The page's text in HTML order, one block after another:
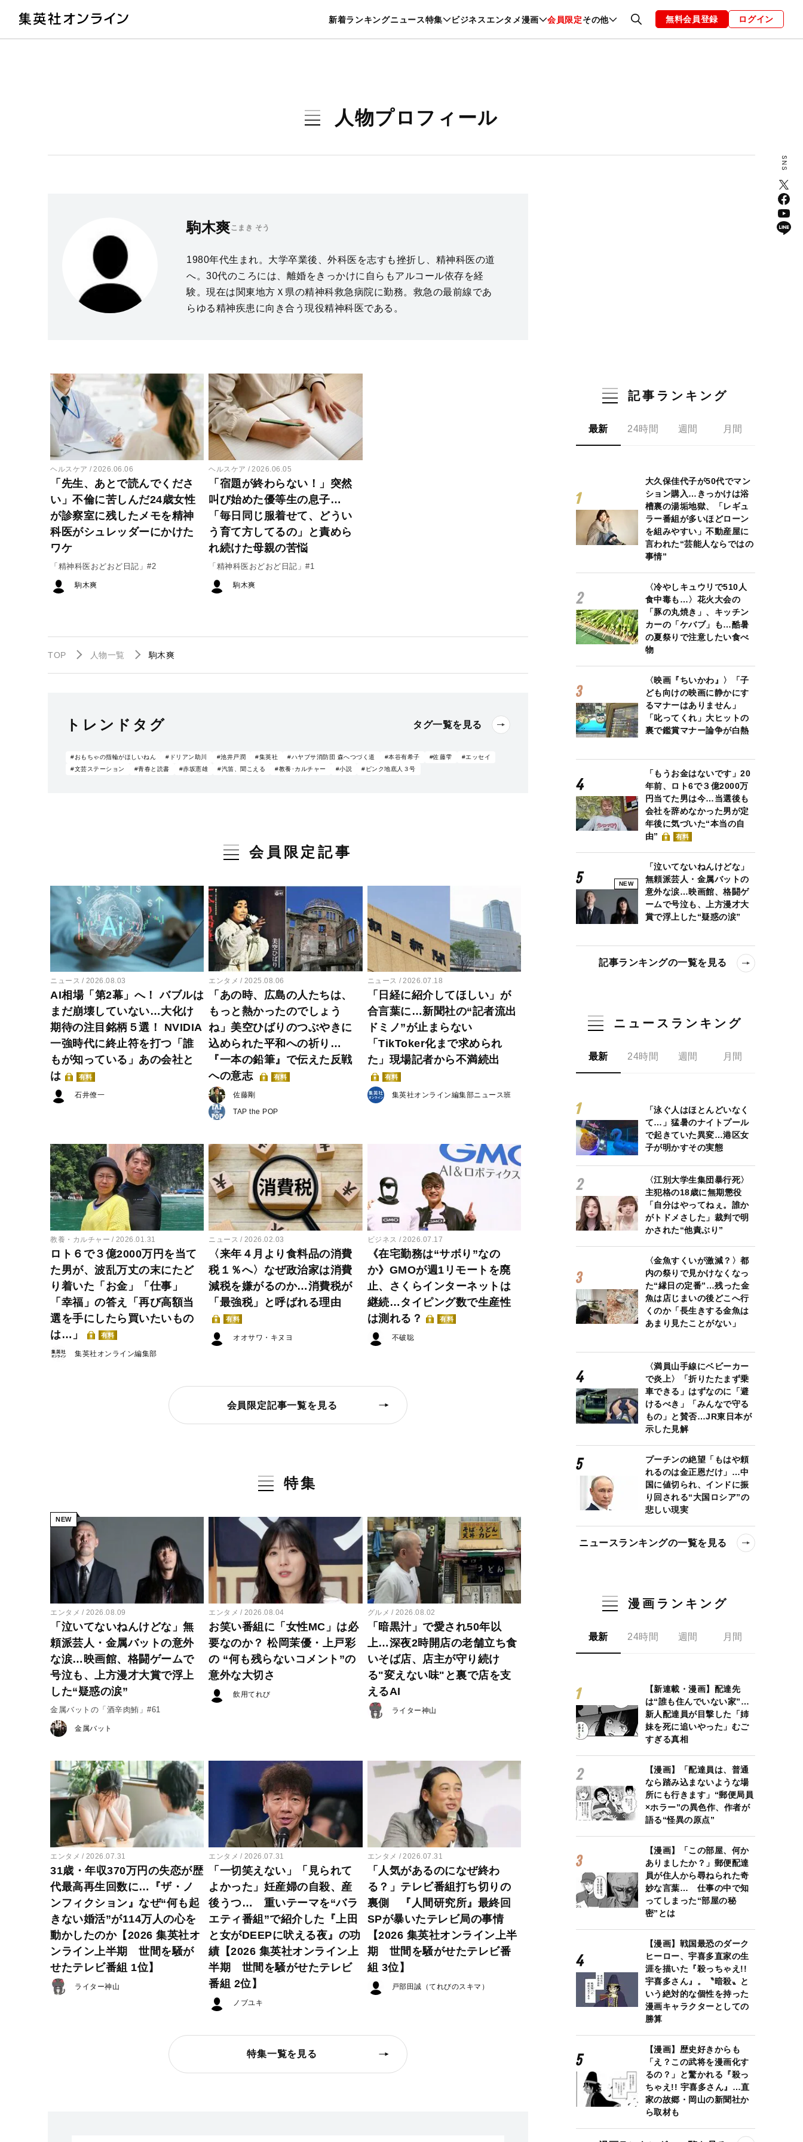
新着ランキングニュース特集 ビジネスエンタメ漫画 会員限定その他
暮らし スポーツ ヘルスケア 美容 グルメ ファッション 恋愛・結婚 編集部 お知らせ
無料会員登録 ログイン
人物プロフィール
駒木爽こまき そう
1980年代生まれ。大学卒業後、外科医を志すも挫折し、精神科医の道
へ。30代のころには、離婚をきっかけに自らもアルコール依存を経
験。現在は関東地方Ｘ県の精神科救急病院に勤務。救急の最前線であ
らゆる精神疾患に向き合う現役精神科医である。
ヘルスケア 2026.06.06
「先生、あとで読んでくださ
い」不倫に苦しんだ24歳女性
が診察室に残したメモを精神
科医がシュレッダーにかけた
ワケ
「精神科医おどおど日記」#2
駒木爽
ヘルスケア 2026.06.05
「宿題が終わらない！」突然
叫び始めた優等生の息子…
「毎日同じ服着せて、どうい
う育て方してるの」と責めら
れ続けた母親の苦悩
「精神科医おどおど日記」#1
駒木爽
TOP 人物一覧 駒木爽
トレンドタグ タグ一覧を見る
#おもちゃの指輪がほしいねん #ドリアン助川 #池井戸潤 #集英社 #ハヤブサ消防団 森へつづく道 #本谷有希子 #佐藤雫
#エッセイ
#文芸ステーション
#青春と読書 #赤坂憲雄 #汽笛、聞こえる #教養･カルチャー #小説 #ピンク地底人３号
会員限定記事
ニュース 2026.08.03
AI相場「第2幕」へ！ バブルは
まだ崩壊していない…大化け
期待の注目銘柄５選！ NVIDIA
一強時代に終止符を打つ「誰
もが知っている」あの会社と
は
有料
石井僚一
エンタメ 2025.08.06
「あの時、広島の人たちは、
もっと熱かったのでしょう
ね」美空ひばりのつぶやきに
込められた平和への祈り…
『一本の鉛筆』で伝えた反戦
への意志
有料
佐藤剛
TAP the POP
ニュース 2026.07.18
「日経に紹介してほしい」が
合言葉に…新聞社の“記者流出
ドミノ”が止まらない
「TikToker化まで求められ
た」現場記者から不満続出
有料
集英社オンライン編集部ニュース班
教養・カルチャー 2026.01.31
ロト６で３億2000万円を当て
た男が、波乱万丈の末にたど
り着いた「お金」「仕事」
「幸福」の答え「再び高額当
選を手にしたら買いたいもの
は…」
有料
集英社オンライン編集部
ニュース 2026.02.03
〈来年４月より食料品の消費
税１％へ〉なぜ政治家は消費
減税を嫌がるのか…消費税が
「最強税」と呼ばれる理由
有料
オオサワ・キヌヨ
ビジネス 2026.07.17
《在宅勤務は“サボり”なの
か》GMOが週1リモートを廃
止、さくらインターネットは
継続…タイピング数で生産性
は測れる？
有料
不破聡
会員限定記事一覧を見る
特集
NEW
エンタメ 2026.08.09
「泣いてないねんけどな」無
頼派芸人・金属バットの意外
な涙…映画館、格闘ゲームで
号泣も、上方漫才大賞で浮上
した“疑惑の涙”
金属バットの「酒辛肉鮪」#61
金属バット
エンタメ 2026.08.04
お笑い番組に「女性MC」は必
要なのか？ 松岡茉優・上戸彩
の “何も残らないコメント”の
意外な大切さ
飲用てれび
グルメ 2026.08.02
「暗黒汁」で愛され50年以
上…深夜2時開店の老舗立ち食
いそば店、店主が守り続け
る"変えない味"と裏で店を支
えるAI
ライター神山
エンタメ 2026.07.31
31歳・年収370万円の失恋が歴
代最高再生回数に…『ザ・ノ
ンフィクション』なぜ“何も起
きない婚活”が114万人の心を
動かしたのか【2026 集英社オ
ンライン上半期 世間を騒が
せたテレビ番組 1位】
ライター神山
エンタメ 2026.07.31
「一切笑えない」「見られて
よかった」妊産婦の自殺、産
後うつ… 重いテーマを“バラ
エティ番組”で紹介した『上田
と女がDEEPに吠える夜』の功
績【2026 集英社オンライン上
半期 世間を騒がせたテレビ
番組 2位】
ノブユキ
エンタメ 2026.07.31
「人気があるのになぜ終わ
る？」テレビ番組打ち切りの
裏側 『人間研究所』最終回
SPが暴いたテレビ局の事情
【2026 集英社オンライン上半
期 世間を騒がせたテレビ番
組 3位】
戸部田誠（てれびのスキマ）
特集一覧を見る
記事ランキング
最新 24時間 週間 月間
大久保佳代子が50代でマン
ション購入…きっかけは浴
槽裏の湯垢地獄、「レギュ
ラー番組が多いほどローン
を組みやすい」不動産屋に
言われた“芸能人ならではの
事情”
〈冷やしキュウリで510人
食中毒も…〉花火大会の
「豚の丸焼き」、キッチン
カーの「ケバブ」も…酷暑
の夏祭りで注意したい食べ
物
〈映画『ちいかわ』〉「子
ども向けの映画に静かにす
るマナーはありません」
「叱ってくれ」大ヒットの
裏で鑑賞マナー論争が白熱
「もうお金はないです」20
年前、ロト6で３億2000万
円当てた男は今…当選後も
会社を辞めなかった男が定
年後に気づいた“本当の自
由”
有料
NEW
「泣いてないねんけどな」
無頼派芸人・金属バットの
意外な涙…映画館、格闘ゲ
ームで号泣も、上方漫才大
賞で浮上した“疑惑の涙”
記事ランキングの一覧を見る
ニュースランキング
最新 24時間 週間 月間
「泳ぐ人はほとんどいなく
て…」猛暑のナイトプール
で起きていた異変…港区女
子が明かすその実態
〈江別大学生集団暴行死〉
主犯格の18歳に無期懲役
「自分はやってねぇ。誰か
がトドメさした」裁判で明
かされた“他責ぶり”
〈金魚すくいが激減？〉都
内の祭りで見かけなくなっ
た“縁日の定番”…残った金
魚は店じまいの後どこへ行
くのか「長生きする金魚は
あまり見たことがない」
〈満員山手線にベビーカー
で炎上〉「折りたたまず乗
車できる」はずなのに「避
けるべき」「みんなで守る
もの」と賛否…JR東日本が
示した見解
プーチンの絶望「もはや頼
れるのは金正恩だけ」…中
国に値切られ、インドに振
り回される“大国ロシア”の
悲しい現実
ニュースランキングの一覧を見る
漫画ランキング
最新 24時間 週間 月間
【新連載・漫画】配達先
は“誰も住んでいない家”…
新人配達員が目撃した「姉
妹を死に追いやった」むご
すぎる真相
【漫画】「配達員は、普通
なら踏み込まないような場
所にも行きます」“郵便局員
×ホラー”の異色作、作者が
語る“怪異の原点”
【漫画】「この部屋、何か
ありましたか？」郵便配達
員が住人から尋ねられた奇
妙な言葉… 仕事の中で知
ってしまった“部屋の秘
密”とは
【漫画】戦国最恐のダーク
ヒーロー、宇喜多直家の生
涯を描いた『殺っちゃえ!!
宇喜多さん』。〝暗殺〟と
いう絶対的な個性を持った
漫画キャラクターとしての
勝算
【漫画】歴史好きからも
「え？この武将を漫画化す
るの？」と驚かれる『殺っ
ちゃえ!! 宇喜多さん』…直
家の故郷・岡山の新聞社か
ら取材も